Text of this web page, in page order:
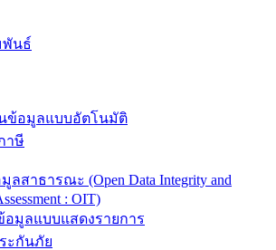
พันธ์
ข้อมูลแบบอัตโนมัติ
าษี
ลสาธารณะ (Open Data Integrity and
: OIT)
มูลแบบแสดงรายการ
ะกันภัย